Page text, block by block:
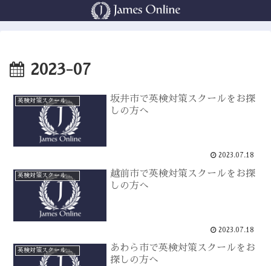
2023-07
英検対策スクールをお探しの方へ
坂井市で英検対策スクールをお探
しの方へ
2023.07.18
英検対策スクールをお探しの方へ
越前市で英検対策スクールをお探
しの方へ
2023.07.18
英検対策スクールをお探しの方へ
あわら市で英検対策スクールをお
探しの方へ